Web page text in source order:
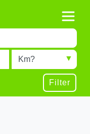
Radius
Filter